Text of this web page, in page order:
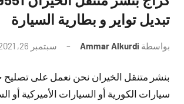
تبديل تواير و بطارية السيارة
بواسطة Ammar Alkurdi سبتمبر 26, 2021
بنشر متنقل الخيران نحن نعمل على تصليح
سيارات الكورية أو السيارات الأميركية أو